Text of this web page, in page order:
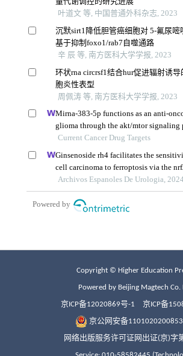
Copyright © Higher Education
Powered by Beijing Magtech Co.
京ICP备12020869号-1 京ICP备
京公网安备
网络出版服务许可证网出证(京)字